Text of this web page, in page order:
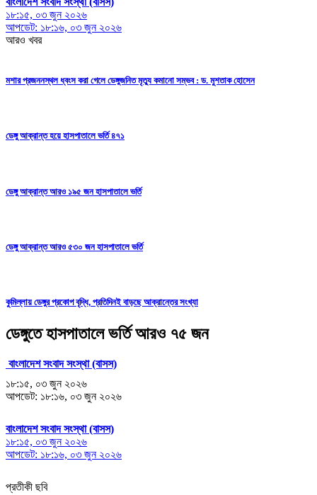
১৮:১৫, ০৩ জুন ২০২৬
আপডেট: ১৮:১৬, ০৩ জুন ২০২৬
আরও খবর
মশার প্রজননস্থল ধ্বংস করা গেলে ডেঙ্গুজনিত মৃত্যু কমানো সম্ভব : ড. মুশতাক হোসেন
ডেঙ্গু আক্রান্ত হয়ে হাসপাতালে ভর্তি ৪৭১
ডেঙ্গু আক্রান্ত আরও ১৯৫ জন হাসপাতালে ভর্তি
ডেঙ্গু আক্রান্ত আরও ৫৩০ জন হাসপাতালে ভর্তি
কুমিল্লায় ডেঙ্গুর প্রকোপ বৃদ্ধি, প্রতিদিনই বাড়ছে আক্রান্তের সংখ্যা
ডেঙ্গুতে হাসপাতালে ভর্তি আরও ৭৫ জন
বাংলাদেশ সংবাদ সংস্থা (বাসস)
১৮:১৫, ০৩ জুন ২০২৬
আপডেট: ১৮:১৬, ০৩ জুন ২০২৬
বাংলাদেশ সংবাদ সংস্থা (বাসস)
১৮:১৫, ০৩ জুন ২০২৬
আপডেট: ১৮:১৬, ০৩ জুন ২০২৬
প্রতীকী ছবি